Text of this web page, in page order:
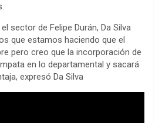
sector de Felipe Durán, Da Silva
que estamos haciendo que el
pero creo que la incorporación de
en lo departamental y sacará
expresó Da Silva